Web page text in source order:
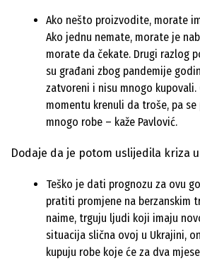
Ako nešto proizvodite, morate
Ako jednu nemate, morate je
morate da čekate. Drugi razlog
su građani zbog pandemije
zatvoreni i nisu mnogo kupovali.
momentu krenuli da troše, pa
mnogo robe – kaže Pavlović.
Dodaje da je potom uslijedila kriza
Teško je dati prognozu za ovu
pratiti promjene na berzanskim
naime, trguju ljudi koji imaju
situacija slična ovoj u Ukrajini,
kupuju robe koje će za dva